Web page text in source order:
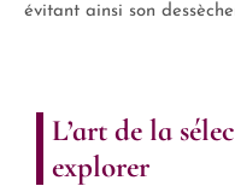
évitant ainsi son
L’art de la
explorer